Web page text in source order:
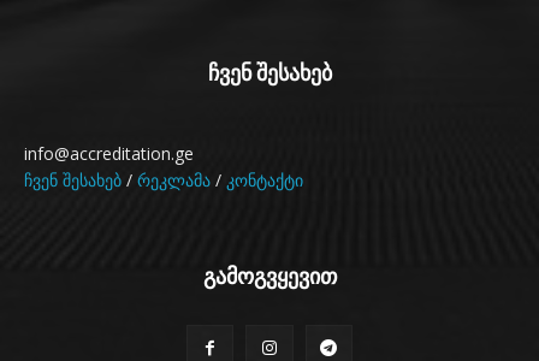
ჩვენ შესახებ
info@accreditation.ge
ჩვენ შესახებ / რეკლამა / კონტაქტი
გამოგვყევით